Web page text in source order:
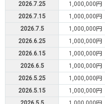
2026.7.25
1,000,000円
2026.7.15
1,000,000円
2026.7.5
1,000,000円
2026.6.25
1,000,000円
2026.6.15
1,000,000円
2026.6.5
1,000,000円
2026.5.25
1,000,000円
2026.5.15
1,000,000円